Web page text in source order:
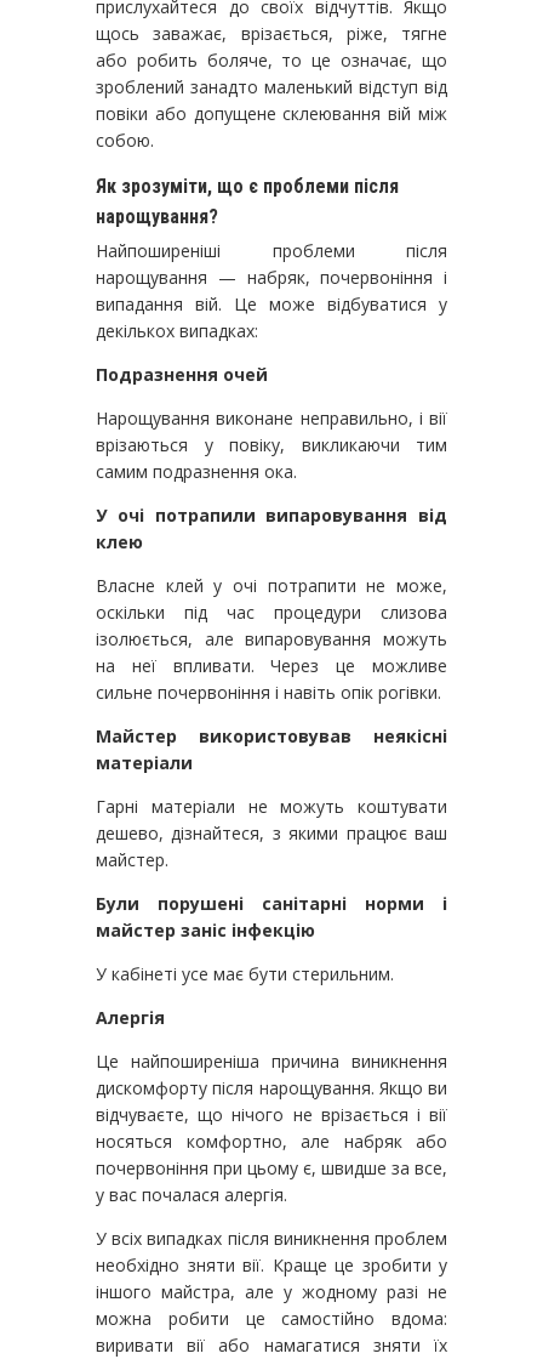
прислухайтеся до своїх відчуттів. Якщо
щось заважає, врізається, ріже, тягне
або робить боляче, то це означає, що
зроблений занадто маленький відступ від
повіки або допущене склеювання вій між
собою.
Як зрозуміти, що є проблеми після
нарощування?
Найпоширеніші проблеми після
нарощування — набряк, почервоніння і
випадання вій. Це може відбуватися у
декількох випадках:
Подразнення очей
Нарощування виконане неправильно, і вії
врізаються у повіку, викликаючи тим
самим подразнення ока.
У очі потрапили випаровування від
клею
Власне клей у очі потрапити не може,
оскільки під час процедури слизова
ізолюється, але випаровування можуть
на неї впливати. Через це можливе
сильне почервоніння і навіть опік рогівки.
Майстер використовував неякісні
матеріали
Гарні матеріали не можуть коштувати
дешево, дізнайтеся, з якими працює ваш
майстер.
Були порушені санітарні норми і
майстер заніс інфекцію
У кабінеті усе має бути стерильним.
Алергія
Це найпоширеніша причина виникнення
дискомфорту після нарощування. Якщо ви
відчуваєте, що нічого не врізається і вії
носяться комфортно, але набряк або
почервоніння при цьому є, швидше за все,
у вас почалася алергія.
У всіх випадках після виникнення проблем
необхідно зняти вії. Краще це зробити у
іншого майстра, але у жодному разі не
можна робити це самостійно вдома:
виривати вії або намагатися зняти їх